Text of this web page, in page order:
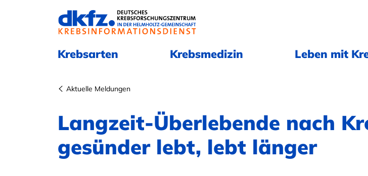
Krebsarten Krebsmedizin Leben mit
Aktuelle Meldungen
Langzeit-Überlebende nach
gesünder lebt, lebt länger